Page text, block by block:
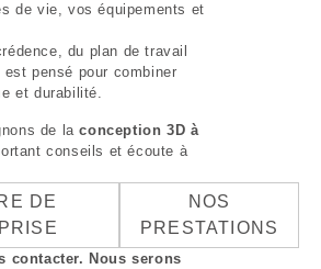
de vie, vos équipements et
du plan de travail
pensé pour combiner
et durabilité.
de laconception 3D à
conseils et écoute à
DE
NOS
PRESTATIONS
contacter. Nous serons